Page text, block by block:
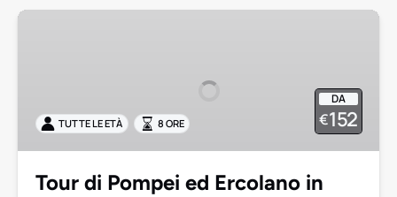
Tour
piccolo
DA
€152
TUTTE LE ETÀ 8 ORE
Tour di Pompei ed Ercolano in